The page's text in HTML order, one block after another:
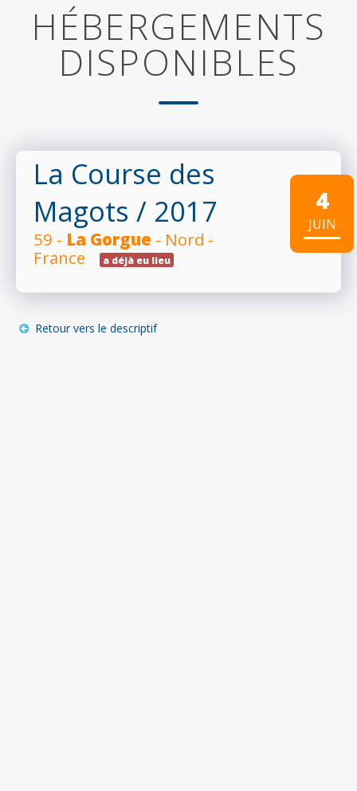
HÉBERGEMENTS
DISPONIBLES
La Course des
Magots / 2017
59 - La Gorgue - Nord -
France
a déjà eu lieu
4
JUIN
Retour vers le descriptif